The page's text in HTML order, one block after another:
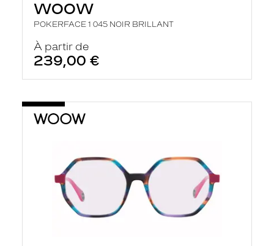
WOOW
POKERFACE 1 045 NOIR BRILLANT
À partir de
239,00 €